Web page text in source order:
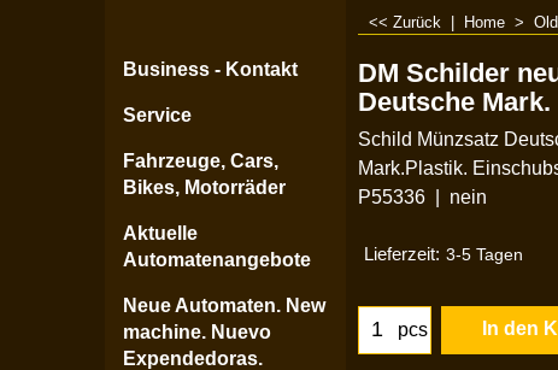
Business - Kontakt
Service
Fahrzeuge, Cars,
Bikes, Motorräder
Aktuelle
Automatenangebote
Neue Automaten. New
machine. Nuevo
Expendedoras.
<< Zurück Home >
DM Schilder
Deutsche Mark.
Schild Münzsatz
Mark.Plastik.
P55336
nein
Lieferzeit: 3-5 Tagen
pcs In den